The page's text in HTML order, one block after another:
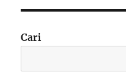
Cari